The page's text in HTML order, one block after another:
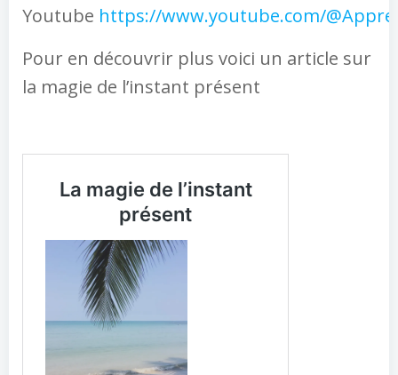
Youtube https://www.youtube.com/
Pour en découvrir plus voici un article sur
la magie de l’instant présent